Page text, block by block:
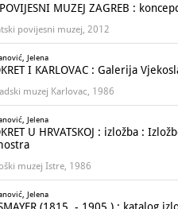
MUZEJ ZAGREB :
povijesni muzej, 2012
Jelena
I KARLOVAC : Galerija
muzej Karlovac, 1986
Jelena
U HRVATSKOJ : izložba :
muzej Istre, 1986
Jelena